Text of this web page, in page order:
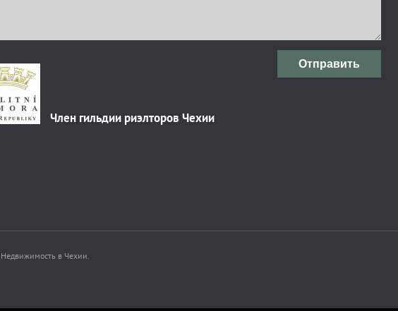
Отправить
Член гильдии риэлторов Чехии
в Чехии.